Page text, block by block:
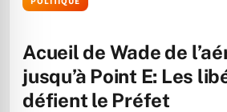
Acueil de Wade de
jusqu’à Point E: Les
défient le Préfet